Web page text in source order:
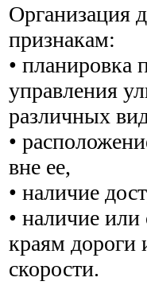
Организация
признакам:
• планировка
управления
различных
•
вне ее,
• наличие
• наличие
краям дороги
скорости.